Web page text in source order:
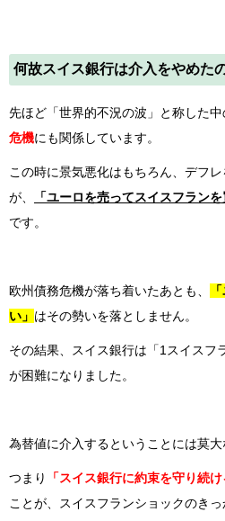
何故スイス銀行は介入をやめた
先ほど「世界的不況の波」と称した中
危機にも関係しています。
この時に景気悪化はもちろん、デフ
が、
「ユーロを売ってスイスフラン
です。
欧州債務危機が落ち着いたあとも、
い」 はその勢いを落としません。
その結果、スイス銀行は「1スイスフ
が困難になりました。
為替値に介入するということには莫大
つまり
「スイス銀行に約束を守り続
ことが、スイスフランショックのきっ